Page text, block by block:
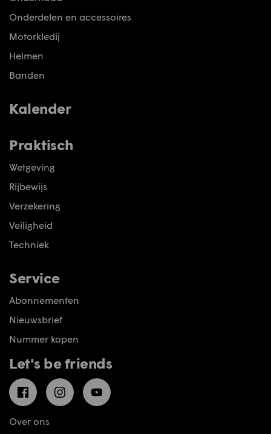
Onderdelen en accessoires
Motorkledij
Helmen
Banden
Kalender
Praktisch
Wetgeving
Rijbewijs
Verzekering
Veiligheid
Techniek
Service
Abonnementen
Nieuwsbrief
Nummer kopen
Let's be friends
FacebookInstagramYouTube
Over ons